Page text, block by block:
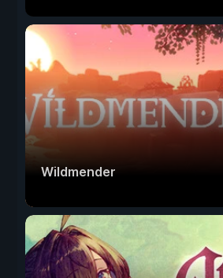
Wildmender